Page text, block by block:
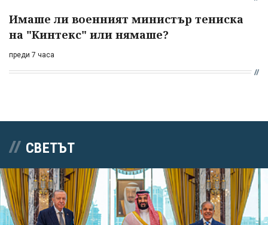
Имаше ли военният министър тениска
на "Кинтекс" или нямаше?
преди 7 часа
СВЕТЪТ